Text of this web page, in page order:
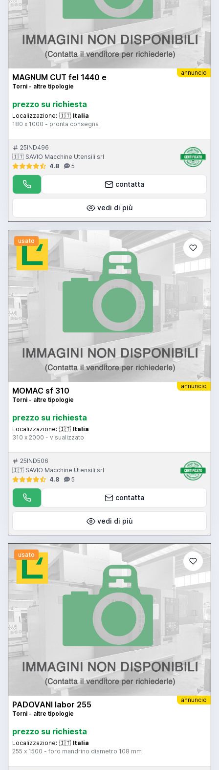
annuncio
MAGNUM CUT fel 1440 e
Torni - altre tipologie
prezzo su richiesta
Localizzazione: 🇮🇹 Italia
180 x 1000 - pronta consegna
25IND496
🇮🇹 SAVIO Macchine Utensili srl
4.8
5
contatta
vedi di più
usato
annuncio
MOMAC sf 310
Torni - altre tipologie
prezzo su richiesta
Localizzazione: 🇮🇹 Italia
310 x 2000 - visualizzato
25IND506
🇮🇹 SAVIO Macchine Utensili srl
4.8
5
contatta
vedi di più
usato
annuncio
PADOVANI labor 255
Torni - altre tipologie
prezzo su richiesta
Localizzazione: 🇮🇹 Italia
255 x 1500 - foro mandrino diametro 108 mm